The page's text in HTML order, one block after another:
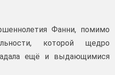
Фанни, помимо
которой щедро
ещё и выдающимися